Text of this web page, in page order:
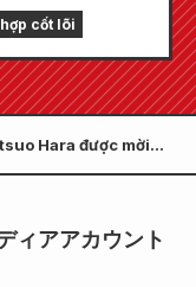
số tháng 9
24 tháng
cốt lõi
Hara được mời
khách mời chính.
trong những lễ hội
ィアアカウント